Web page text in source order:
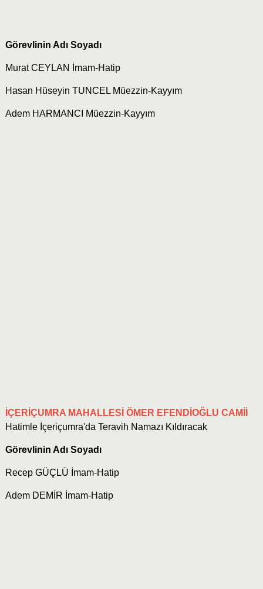
Görevlinin Adı Soyadı
Murat CEYLAN İmam-Hatip
Hasan Hüseyin TUNCEL Müezzin-Kayyım
Adem HARMANCI Müezzin-Kayyım
İÇERİÇUMRA MAHALLESİ ÖMER EFENDİOĞLU CAMİİ
Hatimle İçeriçumra'da Teravih Namazı Kıldıracak
Görevlinin Adı Soyadı
Recep GÜÇLÜ İmam-Hatip
Adem DEMİR İmam-Hatip